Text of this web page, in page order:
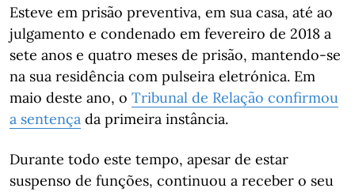
Esteve em prisão preventiva, em sua casa, até ao
julgamento e condenado em fevereiro de 2018 a
sete anos e quatro meses de prisão, mantendo-se
na sua residência com pulseira eletrónica. Em
maio deste ano, o Tribunal de Relação confirmou
a sentença da primeira instância.
Durante todo este tempo, apesar de estar
suspenso de funções, continuou a receber o seu